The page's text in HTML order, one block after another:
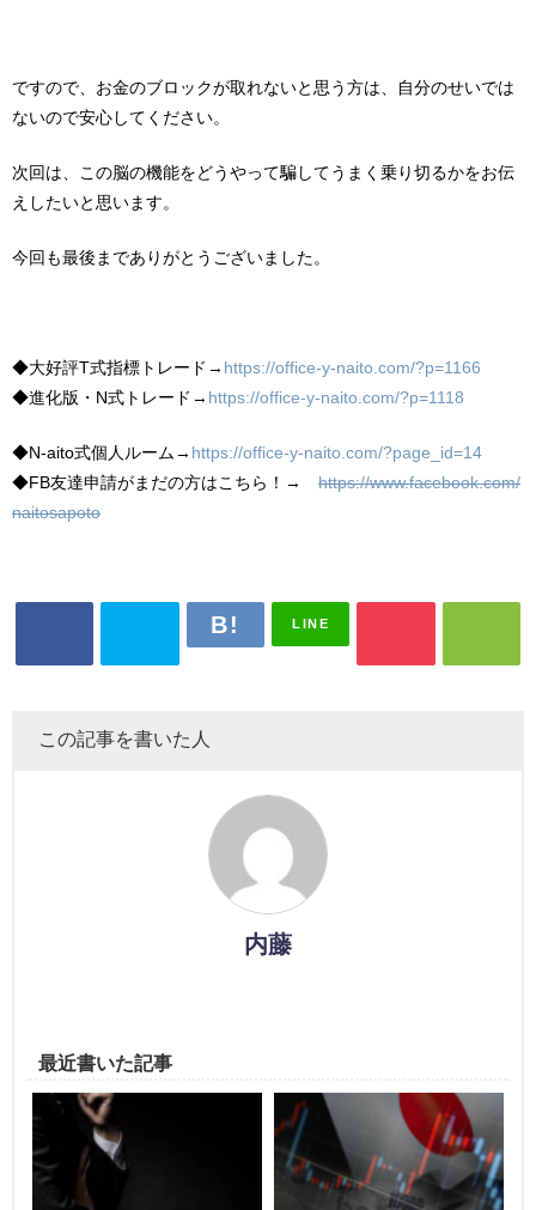
ですので、お金のブロックが取れないと思う方は、自分のせいでは
ないので安心してください。
次回は、この脳の機能をどうやって騙してうまく乗り切るかをお伝
えしたいと思います。
今回も最後までありがとうございました。
◆大好評T式指標トレード→ https://office-y-naito.com/?p=1166
◆進化版・N式トレード→ https://office-y-naito.com/?p=1118
◆N-aito式個人ルーム→ https://office-y-naito.com/?page_id=14
◆FB友達申請がまだの方はこちら！→ https://www.facebook.com/
naitosapoto
LINE
この記事を書いた人
内藤
最近書いた記事